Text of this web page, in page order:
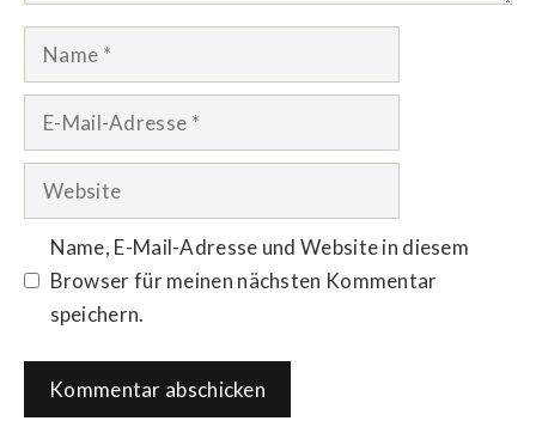
Name
Website
Name, E-Mail-Adresse und Website in diesem
Browser für meinen nächsten Kommentar
speichern.